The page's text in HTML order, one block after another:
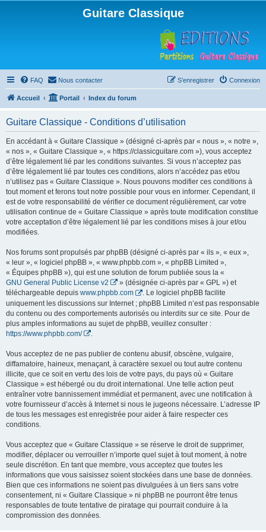
Guitare Classique
FAQ Nous contacter Connexion
S’enregistrer
Accueil Portail Index du forum
Guitare Classique - Conditions d’utilisation
En accédant à « Guitare Classique » (désigné ci-après par « nous », « notre »,
« nos », « Guitare Classique », « https://classicguitare.com »), vous acceptez
d’être légalement lié par les conditions suivantes. Si vous n’acceptez pas
d’être légalement lié par toutes ces conditions, alors n’accédez pas et/ou
n’utilisez pas « Guitare Classique ». Nous pouvons modifier ces conditions à
tout moment et ferons tout notre possible pour vous en informer. Cependant, il
est de votre responsabilité de vérifier ce document régulièrement, car votre
utilisation continue de « Guitare Classique » après toute modification constitue
votre acceptation d’être légalement lié par les conditions mises à jour et/ou
modifiées.
Nos forums sont propulsés par phpBB (désigné ci-après par « ils », « eux »,
« leur », « logiciel phpBB », « www.phpbb.com », « phpBB Limited »,
« Équipes phpBB »), qui est une solution de forum publiée sous la «
GNU General Public License v2
» (désignée ci-après par « GPL ») et
téléchargeable depuis www.phpbb.com
. Le logiciel phpBB facilite
uniquement les discussions sur Internet ; phpBB Limited n’est pas responsable
du contenu ou des comportements autorisés ou interdits sur ce site. Pour de
plus amples informations au sujet de phpBB, veuillez consulter :
https://www.phpbb.com/
Vous acceptez de ne pas publier de contenu abusif, obscène, vulgaire,
diffamatoire, haineux, menaçant, à caractère sexuel ou tout autre contenu
illicite, que ce soit en vertu des lois de votre pays, du pays où « Guitare
Classique » est hébergé ou du droit international. Une telle action peut
entraîner votre bannissement immédiat et permanent, avec une notification à
votre fournisseur d’accès à Internet si nous le jugeons nécessaire. L’adresse IP
de tous les messages est enregistrée pour aider à faire respecter ces
conditions.
Vous acceptez que « Guitare Classique » se réserve le droit de supprimer,
modifier, déplacer ou verrouiller n’importe quel sujet à tout moment, à notre
seule discrétion. En tant que membre, vous acceptez que toutes les
informations que vous saisissez soient stockées dans une base de données.
Bien que ces informations ne soient pas divulguées à un tiers sans votre
consentement, ni « Guitare Classique » ni phpBB ne pourront être tenus
responsables de toute tentative de piratage qui pourrait conduire à la
compromission des données.